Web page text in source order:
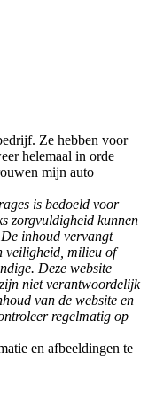
Ze hebben voor
helemaal in orde
mijn auto
is bedoeld voor
zorgvuldigheid kunnen
inhoud vervangt
veiligheid, milieu of
Deze website
niet verantwoordelijk
van de website en
regelmatig op
en afbeeldingen te